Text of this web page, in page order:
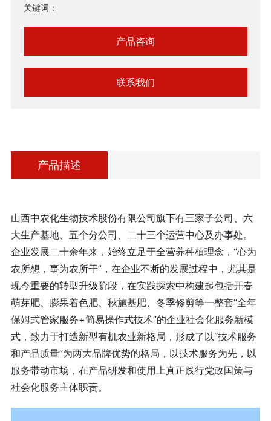
关键词：
产品咨询
联系我们
产品描述
山西中农化生物技术股份有限公司旗下有三家子公司、六
大生产基地、五个分公司、二十三个运营中心及办事处。
企业发展二十余年来，始终立足于全营养种植理念，“心为
农所想，事为农所干”，在企业不断的发展过程中，尤其是
现今重要的转型升级阶段，在实践探索中构建起包括开春
萌芽肥、膨果着色肥、秋施基肥、冬季修剪等一整套“全年
保姆式管家服务+简易操作式技术”的企业社会化服务新模
式，致力于打造新型有机农业新格局，形成了以“技术服务
和产品质量”为两大品牌优势的格局，以技术服务为先，以
服务带动市场，在产品研发和使用上真正践行党政国策与
社会化服务主体职责。